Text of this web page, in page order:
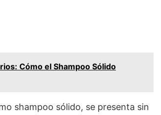
Cómo el Shampoo Sólido
shampoo sólido, se presenta sin